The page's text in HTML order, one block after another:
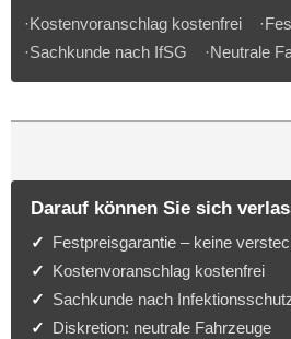
·Kostenvoranschlag kostenfrei
·Sachkunde nach IfSG ·Neutrale
Darauf können Sie sich
Festpreisgarantie – keine
Kostenvoranschlag kostenfrei
Sachkunde nach
Diskretion: neutrale Fahrzeuge